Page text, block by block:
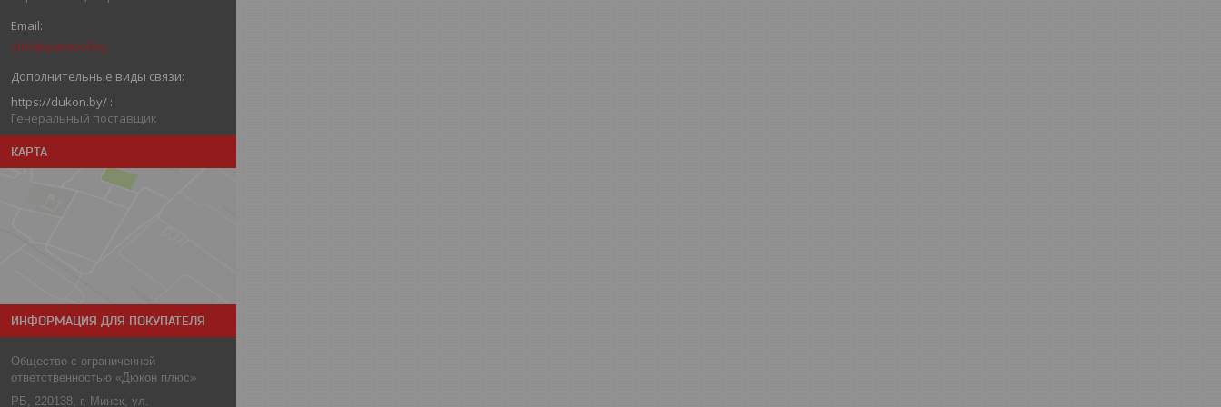
info@autotool.by
https://dukon.by/
Генеральный поставщик
КАРТА
ИНФОРМАЦИЯ ДЛЯ ПОКУПАТЕЛЯ
Общество с ограниченной
ответственностью «Дюкон плюс»
РБ, 220138, г. Минск, ул.